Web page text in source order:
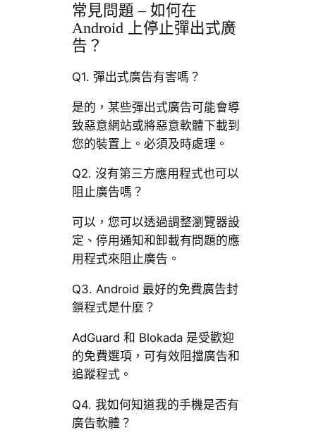
常見問題 – 如何在
Android 上停止彈出式廣
告？
Q1. 彈出式廣告有害嗎？
是的，某些彈出式廣告可能會導
致惡意網站或將惡意軟體下載到
您的裝置上。必須及時處理。
Q2. 沒有第三方應用程式也可以
阻止廣告嗎？
可以，您可以透過調整瀏覽器設
定、停用通知和卸載有問題的應
用程式來阻止廣告。
Q3. Android 最好的免費廣告封
鎖程式是什麼？
AdGuard 和 Blokada 是受歡迎
的免費選項，可有效阻擋廣告和
追蹤程式。
Q4. 我如何知道我的手機是否有
廣告軟體？